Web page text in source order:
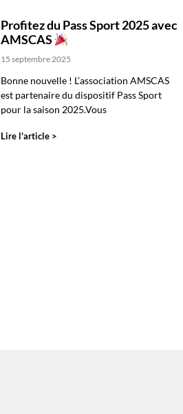
Profitez du Pass Sport 2025 avec
AMSCAS
15 septembre 2025
Bonne nouvelle ! L’association AMSCAS
est partenaire du dispositif Pass Sport
pour la saison 2025.Vous
Lire l'article >